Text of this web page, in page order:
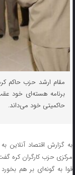
مقام ارشد حزب حاکم
برنامه هسته‌ای خود
حاکمیتی خود می‌داند.
به گزارش اقتصاد آنلاین
مرکزی حزب کارگران کره
قوا به گونه‌ای بر هم